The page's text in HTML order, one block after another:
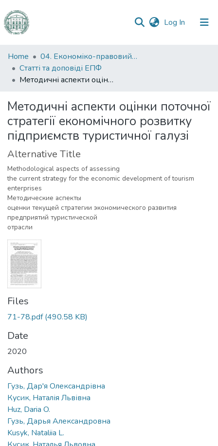
Log In (current)
Communities
&
Collections
Statistics
Home
04. Економіко-правовий факультет
Статті та доповіді ЕПФ
Методичні аспекти оцінки поточної стратегії економічного розвитку підприємств туристичної галузі
Методичні аспекти оцінки поточної
стратегії економічного розвитку
підприємств туристичної галузі
Alternative Title
Methodological aspects of assessing
the current strategy for the economic development of tourism
enterprises
Методические аспекты
оценки текущей стратегии экономического развития
предприятий туристической
отрасли
Files
71-78.pdf(490.58 KB)
Date
2020
Authors
Гузь, Дар'я Олександрівна
Кусик, Наталія Львівна
Huz, Daria O.
Гузь, Дарья Александровна
Kusyk, Nataliia L.